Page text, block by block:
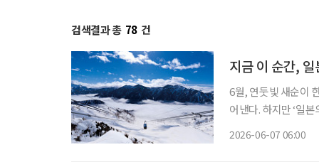
검색결과 총 78 건
지금 이 순간,
6월, 연둣빛 새순이
어낸다. 하지만 ‘일
2026-06-07 06:00